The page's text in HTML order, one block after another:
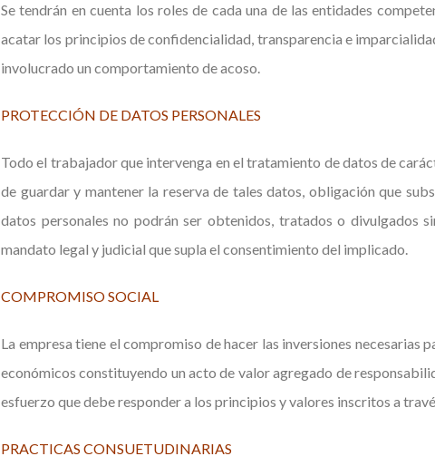
Se tendrán en cuenta los roles de cada una de las entidades
acatar los principios de confidencialidad, transparencia e
involucrado un comportamiento de acoso.
PROTECCIÓN DE DATOS PERSONALES
Todo el trabajador que intervenga en el tratamiento de datos de
de guardar y mantener la reserva de tales datos, obligación que
datos personales no podrán ser obtenidos, tratados o divulgados
mandato legal y judicial que supla el consentimiento del implicado.
COMPROMISO SOCIAL
La empresa tiene el compromiso de hacer las inversiones necesarias
económicos constituyendo un acto de valor agregado de
esfuerzo que debe responder a los principios y valores inscritos a
PRACTICAS CONSUETUDINARIAS